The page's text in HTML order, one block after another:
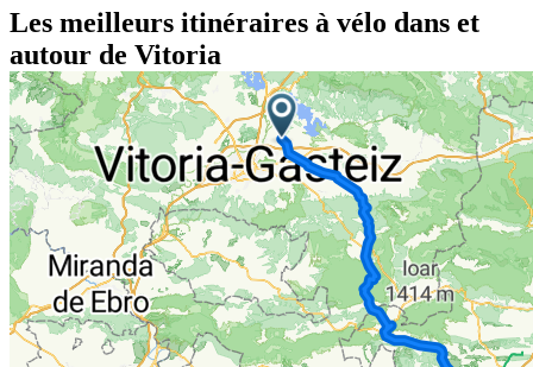
Les meilleurs itinéraires à vélo dans et
autour de Vitoria